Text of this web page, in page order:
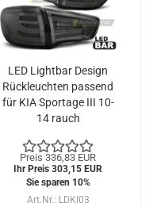
LED Lightbar Design
Rückleuchten passend
für KIA Sportage III 10-
14 rauch
Preis 336,83 EUR
Ihr Preis 303,15 EUR
Sie sparen 10%
Art.Nr.: LDKI03